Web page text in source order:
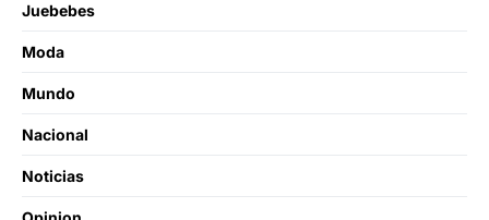
Juebebes
Moda
Mundo
Nacional
Noticias